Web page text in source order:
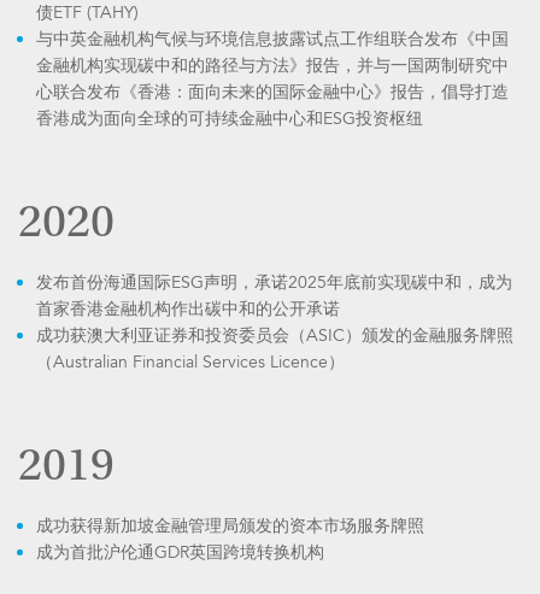
债ETF (TAHY)
与中英金融机构气候与环境信息披露试点工作组联合发布《中国
金融机构实现碳中和的路径与方法》报告，并与一国两制研究中
心联合发布《香港：面向未来的国际金融中心》报告，倡导打造
香港成为面向全球的可持续金融中心和ESG投资枢纽
2020
发布首份海通国际ESG声明，承诺2025年底前实现碳中和，成为
首家香港金融机构作出碳中和的公开承诺
成功获澳大利亚证券和投资委员会（ASIC）颁发的金融服务牌照
（Australian Financial Services Licence）
2019
成功获得新加坡金融管理局颁发的资本市场服务牌照
成为首批沪伦通GDR英国跨境转换机构